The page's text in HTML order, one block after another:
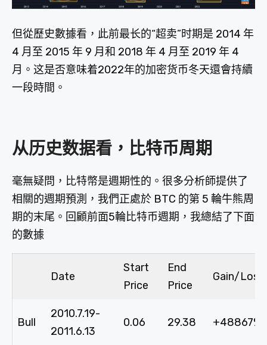
但從歷史數據看，此前最长的“超卖”时期是 2014 年
4 月至 2015 年 9 月和 2018 年 4 月至 2019 年 4
月。这是否意味着2022年的加密货币冬天還會持續
一段時間。
从历史数据看，比特币周期
毫無疑問，比特幣是週期性的。很多分析師提供了
相關的週期預測，我們正處於 BTC 的第 5 輪牛熊周
期的末尾。回顧前面5輪比特币週期，我總結了下面
的數據
Date
Start
Price
End
Price
Gain/
Bull
2010.7.19-
2011.6.13
0.06 29.38 +48867%